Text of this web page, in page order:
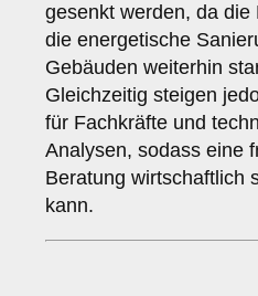
gesenkt werden, da die
die energetische
Gebäuden weiterhin
Gleichzeitig steigen
für Fachkräfte und
Analysen, sodass eine
Beratung wirtschaftlich
kann.